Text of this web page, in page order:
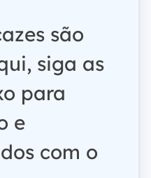
são
siga as
para
e
com o